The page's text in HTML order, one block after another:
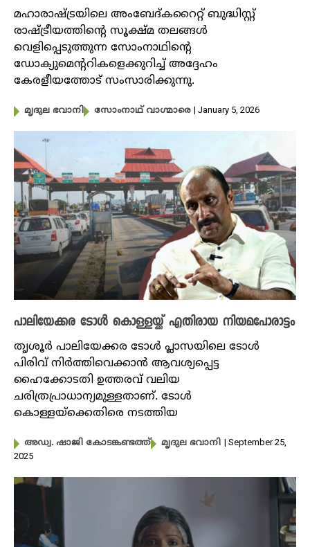
മഹാരാഷ്ട്രയിലെ അംബേദ്കറൈറ്റ് ബുദ്ധിസ്റ്റ്
രാഷ്ട്രീയത്തിന്റെ സൂക്ഷ്മ തലങ്ങൾ
വെളിപ്പെടുത്തുന്ന സോംനാഥിന്റെ
ഡോക്യുമെന്ററികളെക്കുറിച്ച് അദ്ദേഹം
കേരളീയത്തോട് സംസാരിക്കുന്നു.
മൃദുല ഭവാനി സോംനാഥ് വാഗ്മാരെ | January 5, 2026
പാലിയേക്കര ടോൾ കൊള്ളയ്ക്ക് എതിരായ നിയമപോരാട്ടം
തൃശൂർ പാലിയേക്കര ടോൾ പ്ലാസയിലെ ടോൾ
പിരിവ് നിർത്തിവെക്കാൻ ആവശ്യപ്പെട്ട
ഹൈക്കോടതി ഉത്തരവ് വലിയ
ചരിത്രപ്രാധാന്യമുള്ളതാണ്. ടോൾ
കൊള്ളയ്ക്കെതിരെ നടത്തിയ
അഡ്വ. ഷാജി കോടങ്കണ്ടത്ത് മൃദുല ഭവാനി | September 25,
2025